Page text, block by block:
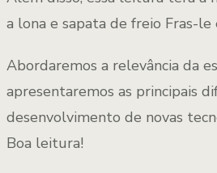
a lona e sapata de freio Fras-
Abordaremos a relevância da
apresentaremos as principais
desenvolvimento de novas
Boa leitura!